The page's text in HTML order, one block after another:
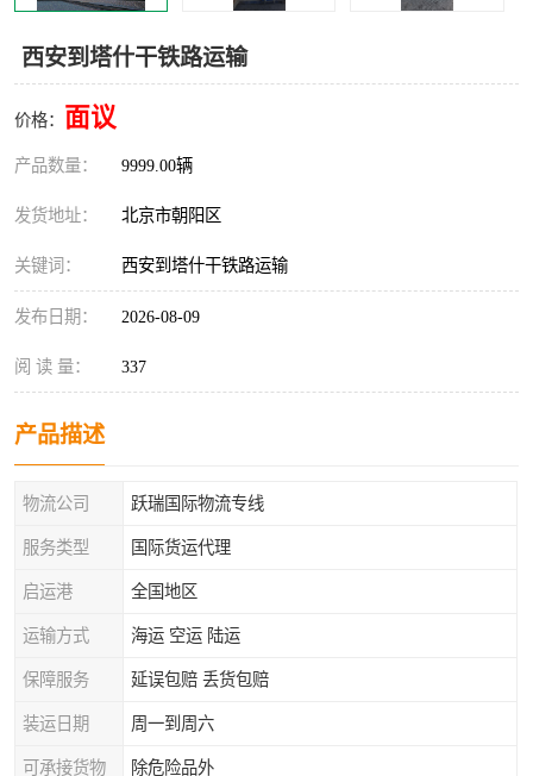
西安到塔什干铁路运输
价格： 面议
产品数量： 9999.00辆
发货地址： 北京市朝阳区
关键词： 西安到塔什干铁路运输
发布日期： 2026-08-09
阅 读 量： 337
产品描述
物流公司 跃瑞国际物流专线
服务类型 国际货运代理
启运港 全国地区
运输方式 海运 空运 陆运
保障服务 延误包赔 丢货包赔
装运日期 周一到周六
可承接货物 除危险品外